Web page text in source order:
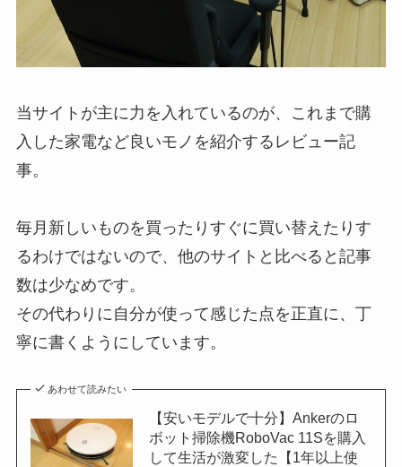
当サイトが主に力を入れているのが、これまで購
入した家電など良いモノを紹介するレビュー記
事。
毎月新しいものを買ったりすぐに買い替えたりす
るわけではないので、他のサイトと比べると記事
数は少なめです。
その代わりに自分が使って感じた点を正直に、丁
寧に書くようにしています。
あわせて読みたい
【安いモデルで十分】Ankerのロ
ボット掃除機RoboVac 11Sを購入
して生活が激変した【1年以上使